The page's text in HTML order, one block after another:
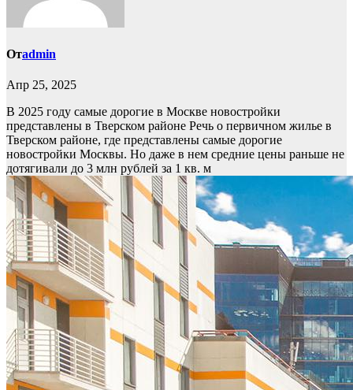
Отadmin
Апр 25, 2025
В 2025 году самые дорогие в Москве новостройки
представлены в Тверском районе Речь о первичном жилье в
Тверском районе, где представлены самые дорогие
новостройки Москвы. Но даже в нем средние цены раньше не
дотягивали до 3 млн рублей за 1 кв. м